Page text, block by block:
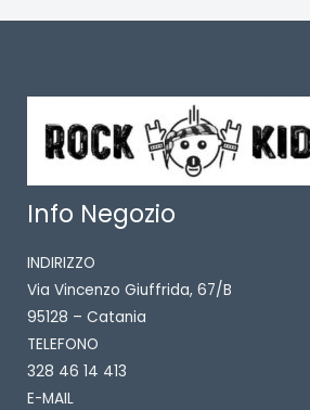
Info Negozio
INDIRIZZO
Via Vincenzo Giuffrida, 67/B
95128 – Catania
TELEFONO
328 46 14 413
E-MAIL